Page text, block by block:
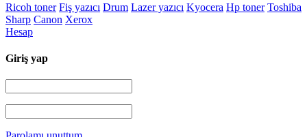
Ricoh toner Fiş yazıcı Drum Lazer yazıcı Kyocera Hp toner Toshiba
Sharp Canon Xerox
Hesap
Giriş yap